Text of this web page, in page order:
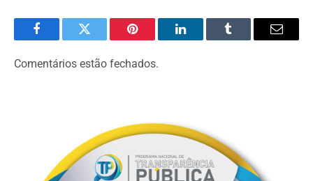
FacebookTwitter Pinterest LinkedInTumblr Email
Comentários estão fechados.